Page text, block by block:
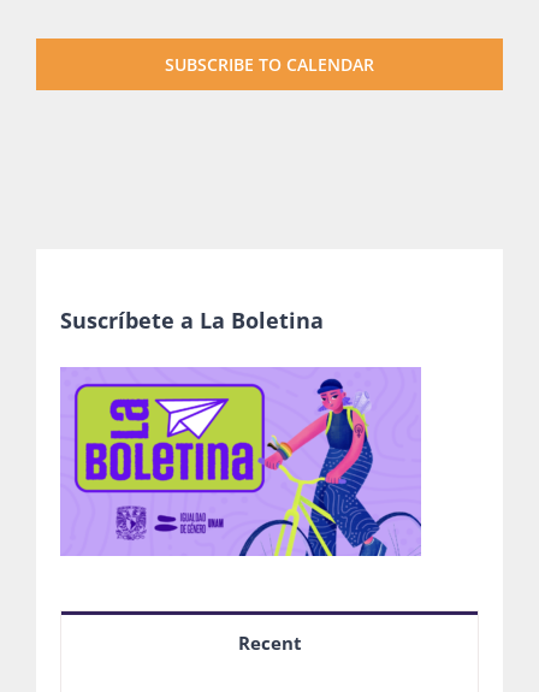
SUBSCRIBE TO CALENDAR
Suscríbete a La Boletina
Recent